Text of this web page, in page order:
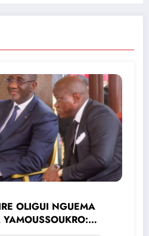
OLIGUI NGUEMA
DANHO